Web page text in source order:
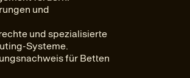
und
und spezialisierte
Systeme.
für Betten